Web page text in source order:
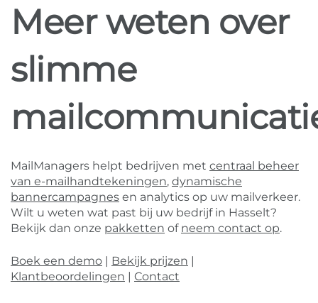
Meer weten over
slimme
MailManagers helpt bedrijven met centraal beheer
van e-mailhandtekeningen, dynamische
bannercampagnes en analytics op uw mailverkeer.
Wilt u weten wat past bij uw bedrijf in Hasselt?
Bekijk dan onze pakketten of neem contact op.
Boek een demo | Bekijk prijzen |
Klantbeoordelingen | Contact